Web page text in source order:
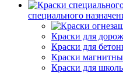
специального
Краски для
Краски для
Краски
Краски для